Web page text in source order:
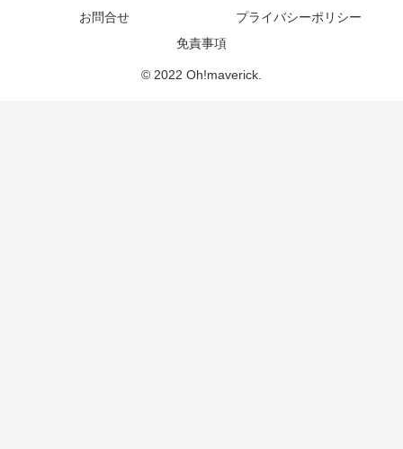
お問合せ
プライバシーポリシー
免責事項
© 2022 Oh!maverick.